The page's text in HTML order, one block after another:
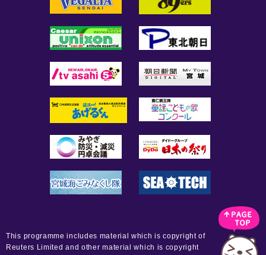
This programme includes material which is copyright of
Reuters Limited and other material which is copyright